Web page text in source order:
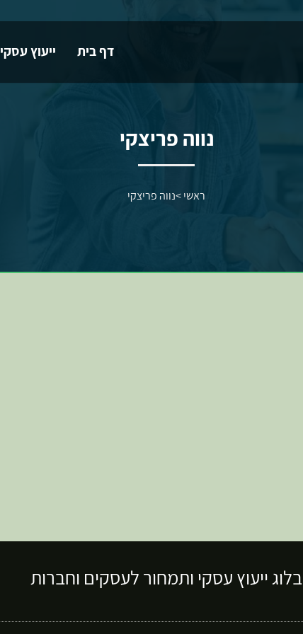
דף בית ייעוץ עסקי
נווה פריצקי
ראשי>נווה פריצקי
בלוג ייעוץ עסקי ותמחור לעסקים וחברות